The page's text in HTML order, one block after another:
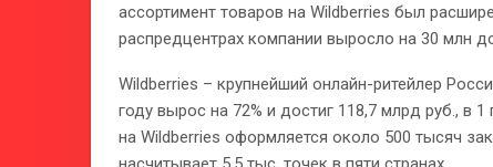
ассортимент товаров на Wildberries был
распредцентрах компании выросло на 30 млн
Wildberries – крупнейший онлайн-ритейлер
году вырос на 72% и достиг 118,7 млрд руб., в
на Wildberries оформляется около 500 тысяч